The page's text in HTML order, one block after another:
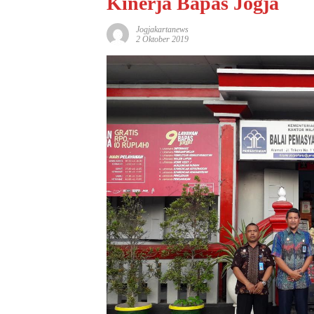
Jogjakartanews
2 Oktober 2019